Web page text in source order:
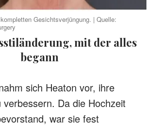
Gesichtsverjüngung. | Quelle:
begann
sich Heaton vor, ihre
Da die Hochzeit
war sie fest